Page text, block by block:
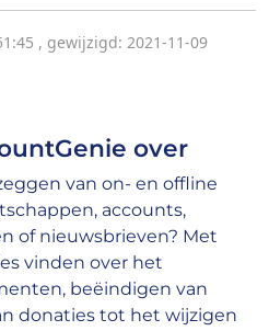
, gewijzigd: 2021-11-09
over
van on- en offline
accounts,
of nieuwsbrieven? Met
vinden over het
beëindigen van
donaties tot het wijzigen